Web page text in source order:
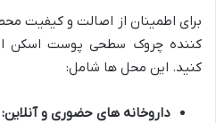
برای اطمینان از اصالت و کیفیت
کننده چروک سطحی پوست اسکن
کنید. این محل ها شامل:
داروخانه های حضوری و آنلاین: